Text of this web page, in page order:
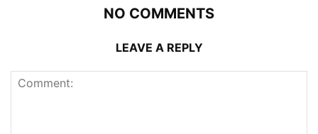
NO COMMENTS
LEAVE A REPLY